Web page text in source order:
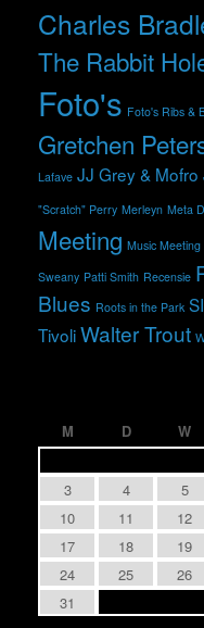
Charles
The Rabbit
Foto's Foto's Ribs &
Gretchen
Lafave JJ Grey & Mofro
"Scratch" Perry Merleyn Meta
Meeting Music Meeting
Sweany Patti Smith Recensie
Blues Roots in the Park
TivoliWalter Trout
M
D W
3
4 5
10
11 12
17
18 19
24
25 26
31